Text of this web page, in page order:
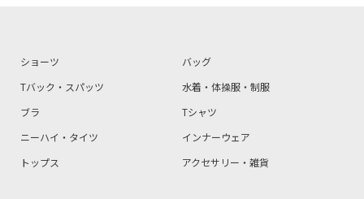
ショーツ
Tバック・スパッツ
ブラ
ニーハイ・タイツ
トップス
バッグ
水着・体操服・制服
Tシャツ
インナーウェア
アクセサリー・雑貨